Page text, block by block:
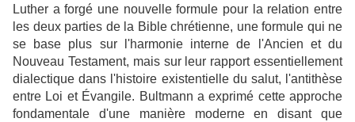
Luther a forgé une nouvelle formule pour la relation entre
les deux parties de la Bible chrétienne, une formule qui ne
se base plus sur l'harmonie interne de l'Ancien et du
Nouveau Testament, mais sur leur rapport essentiellement
dialectique dans l'histoire existentielle du salut, l'antithèse
entre Loi et Évangile. Bultmann a exprimé cette approche
fondamentale d'une manière moderne en disant que